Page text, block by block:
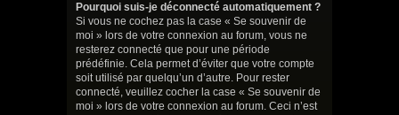
Pourquoi suis-je déconnecté automatiquement ?
Si vous ne cochez pas la case « Se souvenir de
moi » lors de votre connexion au forum, vous ne
resterez connecté que pour une période
prédéfinie. Cela permet d’éviter que votre compte
soit utilisé par quelqu’un d’autre. Pour rester
connecté, veuillez cocher la case « Se souvenir de
moi » lors de votre connexion au forum. Ceci n’est